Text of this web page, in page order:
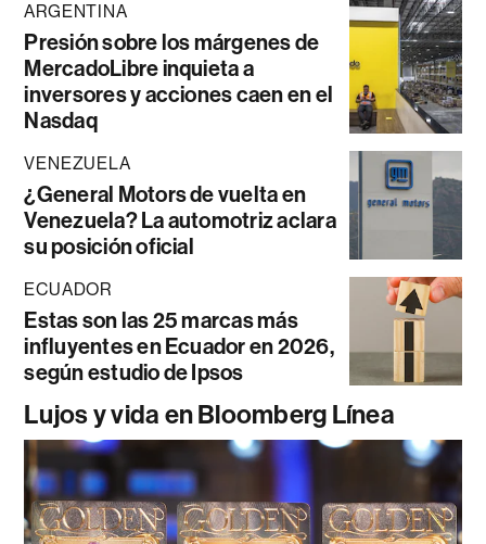
ARGENTINA
Presión sobre los márgenes de
MercadoLibre inquieta a
inversores y acciones caen en el
Nasdaq
VENEZUELA
¿General Motors de vuelta en
Venezuela? La automotriz aclara
su posición oficial
ECUADOR
Estas son las 25 marcas más
influyentes en Ecuador en 2026,
según estudio de Ipsos
Lujos y vida en Bloomberg Línea